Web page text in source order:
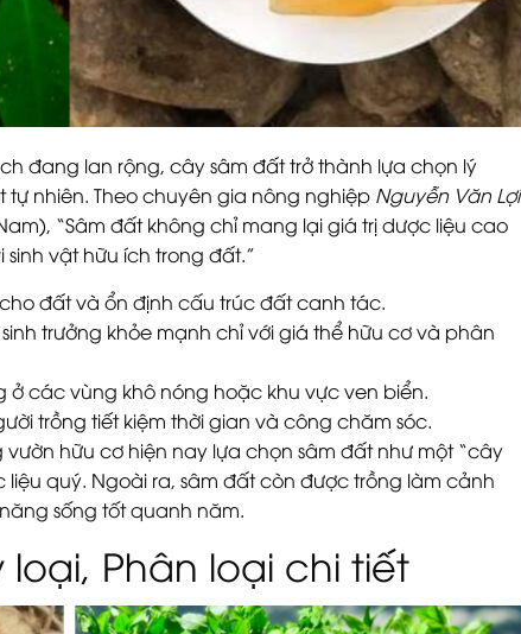
đang lan rộng, cây sâm đất trở thành lựa chọn lý
nhiên. Theo chuyên gia nông nghiệp Nguyễn Văn Lợi
“Sâm đất không chỉ mang lại giá trị dược liệu cao
vật hữu ích trong đất.”
đất và ổn định cấu trúc đất canh tác.
trưởng khỏe mạnh chỉ với giá thể hữu cơ và phân
ở các vùng khô nóng hoặc khu vực ven biển.
trồng tiết kiệm thời gian và công chăm sóc.
hữu cơ hiện nay lựa chọn sâm đất như một “cây
quý. Ngoài ra, sâm đất còn được trồng làm cảnh
sống tốt quanh năm.
Phân loại chi tiết